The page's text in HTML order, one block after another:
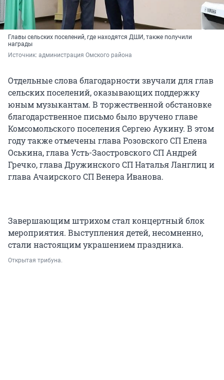
Главы сельских поселений, где находятся ДШИ, также получили
награды
Источник: администрация Омского района
Отдельные слова благодарности звучали для глав
сельских поселений, оказывающих поддержку
юным музыкантам. В торжественной обстановке
благодарственное письмо было вручено главе
Комсомольского поселения Сергею Аукину. В этом
году также отмечены глава Розовского СП Елена
Оськина, глава Усть-Заостровского СП Андрей
Гречко, глава Дружинского СП Наталья Ланглиц и
глава Ачаирского СП Венера Иванова.
Завершающим штрихом стал концертный блок
мероприятия. Выступления детей, несомненно,
стали настоящим украшением праздника.
Открытая трибуна.